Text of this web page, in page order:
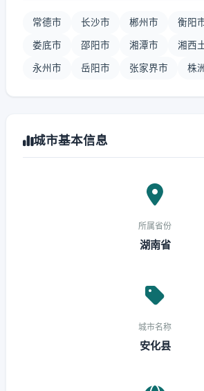
常德市 长沙市 郴州市 衡阳
娄底市 邵阳市 湘潭市 湘西
永州市 岳阳市 张家界市 株
城市基本信息
所属省份
湖南省
城市名称
安化县